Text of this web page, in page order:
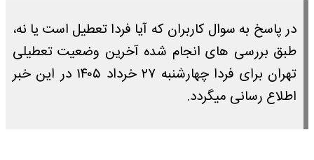
در پاسخ به سوال کاربران که آیا فردا تعطیل است یا نه،
طبق بررسی های انجام شده آخرین وضعیت تعطیلی
تهران برای فردا چهارشنبه ۲۷ خرداد ۱۴۰۵ در این خبر
اطلاع رسانی میگردد.